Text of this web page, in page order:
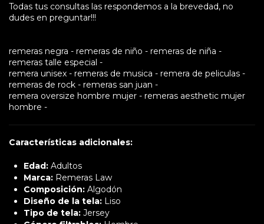
Todas tus consultas las respondemos a la brevedad, no
dudes en preguntar!!!
remeras negra - remeras de niño - remeras de niña -
remeras talle especial -
remera unisex - remeras de musica - remera de peliculas -
remeras de rock - remeras san juan -
remera oversize hombre mujer - remeras aesthetic mujer
hombre -
Características adicionales:
Edad: Adultos
Marca: Remeras Law
Composición: Algodón
Diseño de la tela: Liso
Tipo de tela: Jersey